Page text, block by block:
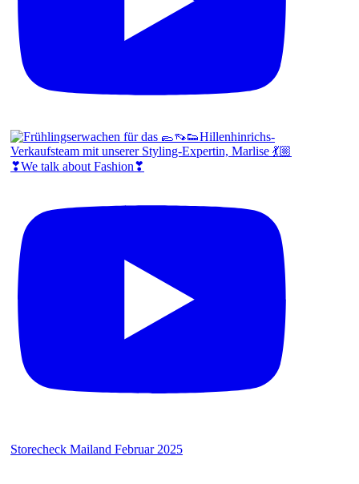
❣We talk about Fashion❣
Storecheck Mailand Februar 2025